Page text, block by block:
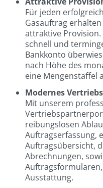
Für jeden
Gasauftrag
attraktive
schnell und
Bankkonto
nach Höhe des
eine Mengenstaffel
Modernes
Mit unserem
reibungslosen
Auftragserfassung,
Auftragsübersicht,
Abrechnungen,
Ausstattung.